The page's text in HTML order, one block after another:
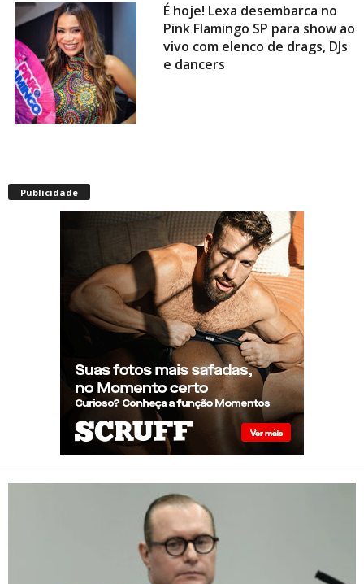
É hoje! Lexa desembarca no
Pink Flamingo SP para show ao
vivo com elenco de drags, DJs
e dancers
superior à real, aponta
relatório internacional
Gay de 62 anos relembra
quando, aos 15, foi garoto de
programa por quatro meses
sem saber: “Idiotice da minha
parte”
STF: Ministro Cristiano Zanin
vota para derrubar lei que
proíbe atletas transgênero
em competições de Londrina
Publicidade